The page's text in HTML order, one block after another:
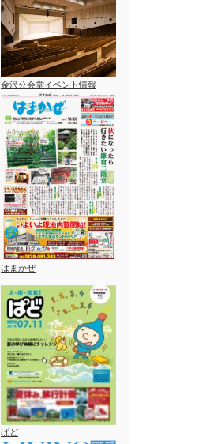
金沢公会堂イベント情報
はまかぜ
ぱど